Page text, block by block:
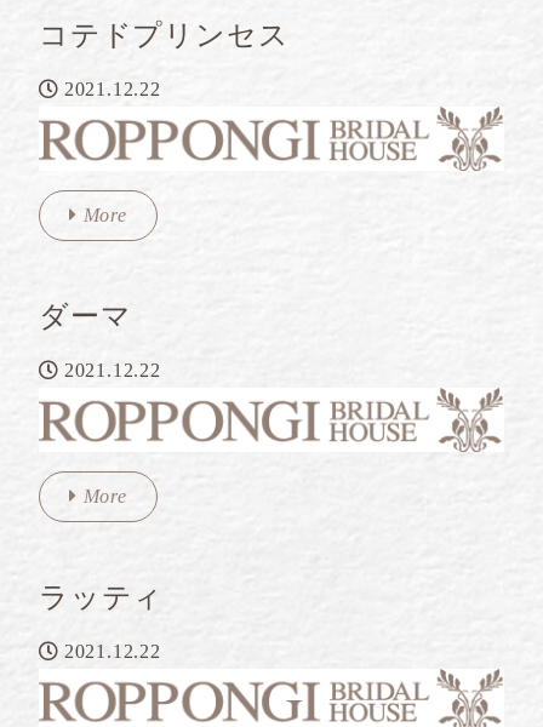
コテドプリンセス
2021.12.22
More
ダーマ
2021.12.22
More
ラッティ
2021.12.22